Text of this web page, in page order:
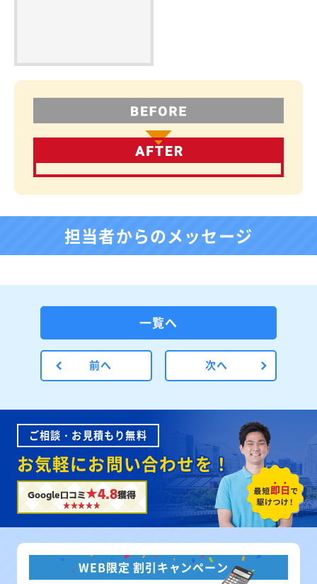
担当者からのメッセージ
前へ
一覧へ
次へ
ご相談・お見積もり無料
お気軽にお問い合わせを！
Google口コミ★4.8獲得
WEB限定 割引キャンペーン